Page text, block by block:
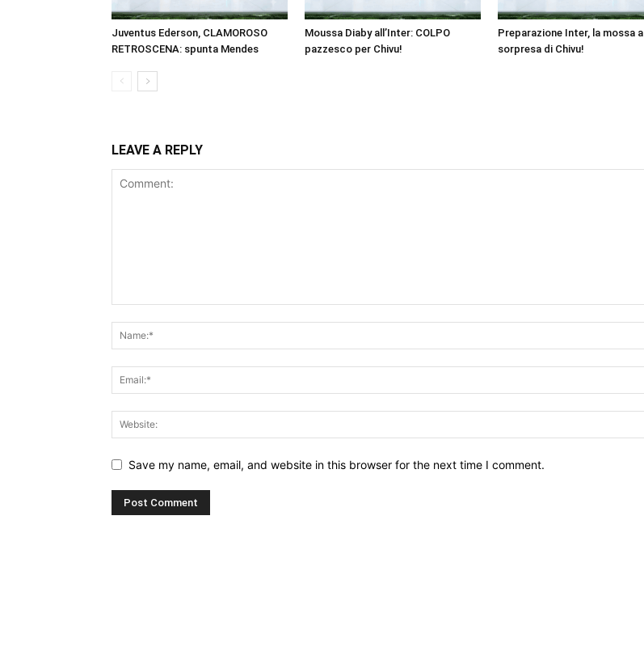
Juventus Ederson, CLAMOROSO
RETROSCENA: spunta Mendes
Moussa Diaby all’Inter: COLPO
pazzesco per Chivu!
Preparazione Inter, la mossa a
sorpresa di Chivu!
LEAVE A REPLY
Save my name, email, and website in this browser for the next time I comment.